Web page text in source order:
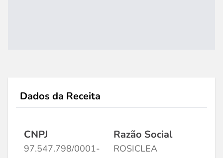
Dados da Receita
CNPJ
97.547.798/0001-
Razão Social
ROSICLEA